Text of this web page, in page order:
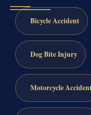
Bicycle Accident
Dog Bite Injury
Motorcycle